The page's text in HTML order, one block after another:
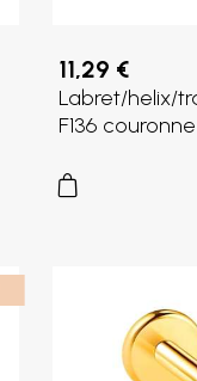
11,29 €
Labret/helix/
F136